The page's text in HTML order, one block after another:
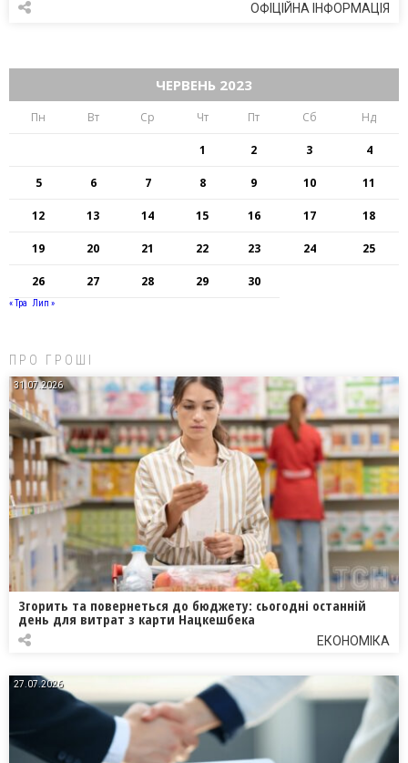
ОФІЦІЙНА ІНФОРМАЦІЯ
ЧЕРВЕНЬ 2023
Пн Вт Ср Чт Пт Сб Нд
1 2 3 4
5 6 7 8 9 10 11
12 13 14 15 16 17 18
19 20 21 22 23 24 25
26 27 28 29 30
« Тра Лип »
ПРО ГРОШІ
31.07.2026
Згорить та повернеться до бюджету: сьогодні останній
день для витрат з карти Нацкешбека
ЕКОНОМІКА
27.07.2026